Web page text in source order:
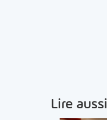
Lire aussi